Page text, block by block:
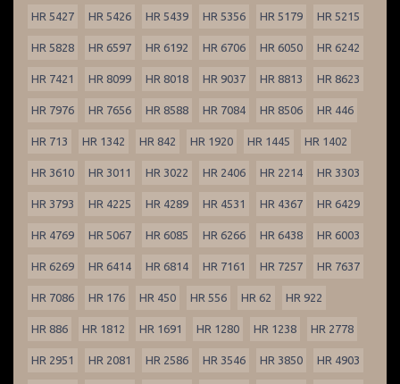
HR 5427 HR 5426 HR 5439 HR 5356 HR 5179 HR 5215
HR 5828 HR 6597 HR 6192 HR 6706 HR 6050 HR 6242
HR 7421 HR 8099 HR 8018 HR 9037 HR 8813 HR 8623
HR 7976 HR 7656 HR 8588 HR 7084 HR 8506 HR 446
HR 713 HR 1342 HR 842 HR 1920 HR 1445 HR 1402
HR 3610 HR 3011 HR 3022 HR 2406 HR 2214 HR 3303
HR 3793 HR 4225 HR 4289 HR 4531 HR 4367 HR 6429
HR 4769 HR 5067 HR 6085 HR 6266 HR 6438 HR 6003
HR 6269 HR 6414 HR 6814 HR 7161 HR 7257 HR 7637
HR 7086 HR 176 HR 450 HR 556 HR 62 HR 922
HR 886 HR 1812 HR 1691 HR 1280 HR 1238 HR 2778
HR 2951 HR 2081 HR 2586 HR 3546 HR 3850 HR 4903